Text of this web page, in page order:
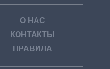
О НАС
КОНТАКТЫ
ПРАВИЛА